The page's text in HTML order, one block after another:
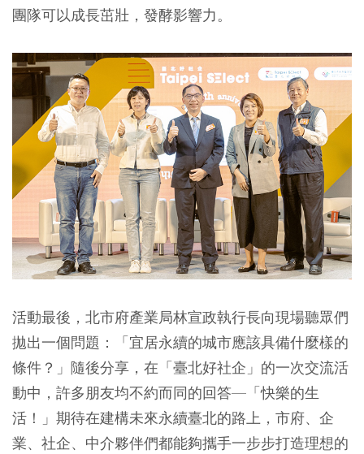
團隊可以成長茁壯，發酵影響力。
活動最後，北市府產業局林宣政執行長向現場聽眾們
拋出一個問題：「宜居永續的城市應該具備什麼樣的
條件？」隨後分享，在「臺北好社企」的一次交流活
動中，許多朋友均不約而同的回答—「快樂的生
活！」期待在建構未來永續臺北的路上，市府、企
業、社企、中介夥伴們都能夠攜手一步步打造理想的